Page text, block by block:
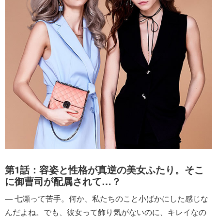
第1話：容姿と性格が真逆の美女ふたり。そこ
に御曹司が配属されて…？
― 七瀬って苦手。何か、私たちのこと小ばかにした感じな
んだよね。でも、彼女って飾り気がないのに、キレイなの